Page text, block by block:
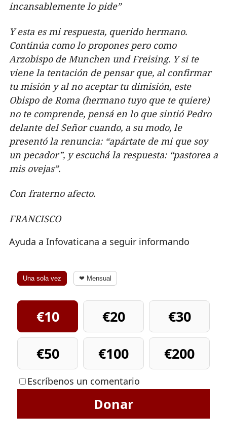
incansablemente lo pide”
Y esta es mi respuesta, querido hermano.
Continúa como lo propones pero como
Arzobispo de Munchen und Freising. Y si te
viene la tentación de pensar que, al confirmar
tu misión y al no aceptar tu dimisión, este
Obispo de Roma (hermano tuyo que te quiere)
no te comprende, pensá en lo que sintió Pedro
delante del Señor cuando, a su modo, le
presentó la renuncia: “apártate de mi que soy
un pecador”, y escuchá la respuesta: “pastorea a
mis ovejas”.
Con fraterno afecto.
FRANCISCO
Ayuda a Infovaticana a seguir informando
Una sola vez ❤ Mensual
€10 €20
€30
€50
€100 €200
Escríbenos un comentario
Donar